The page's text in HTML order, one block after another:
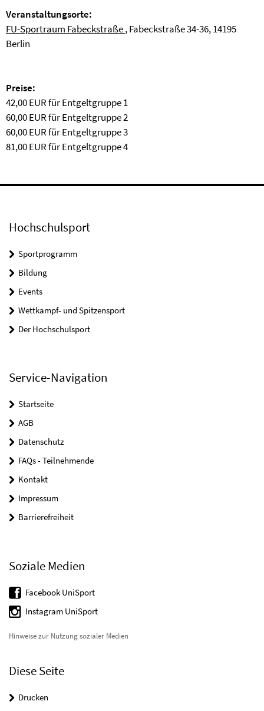
Veranstaltungsorte:
FU-Sportraum Fabeckstraße, Fabeckstraße 34-36, 14195
Berlin
Preise:
42,00 EUR für Entgeltgruppe 1
60,00 EUR für Entgeltgruppe 2
60,00 EUR für Entgeltgruppe 3
81,00 EUR für Entgeltgruppe 4
Hochschulsport
Sportprogramm
Bildung
Events
Wettkampf- und Spitzensport
Der Hochschulsport
Service-Navigation
Startseite
AGB
Datenschutz
FAQs - Teilnehmende
Kontakt
Impressum
Barrierefreiheit
Soziale Medien
Facebook UniSport
Instagram UniSport
Hinweise zur Nutzung sozialer Medien
Diese Seite
Drucken